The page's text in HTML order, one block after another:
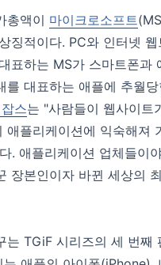
총액이 마이크로소프트
징적이다. PC와 인터넷 웹
표하는 MS가 스마트폰과
를 대표하는 애플에 추월당
스는 "사람들이 웹사이트
애플리케이션에 익숙해져
. 애플리케이션 업체들이
장본인이자 바뀐 세상의
는 TGiF 시리즈의 세 번째